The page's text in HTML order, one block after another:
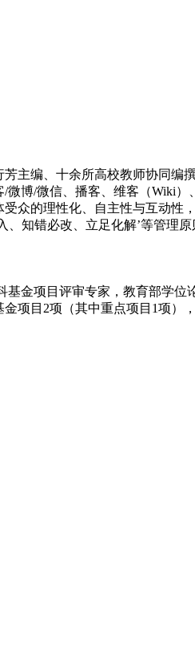
主编、十余所高校教师协同
博/微信、播客、维客（Wiki
众的理性化、自主性与互动
知错必改、立足化解’等管理
金项目评审专家，教育部学
项目2项（其中重点项目1项）